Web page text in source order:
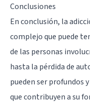
Conclusiones
En conclusión, la
complejo que puede
de las personas
hasta la pérdida de
pueden ser profundos
que contribuyen a su